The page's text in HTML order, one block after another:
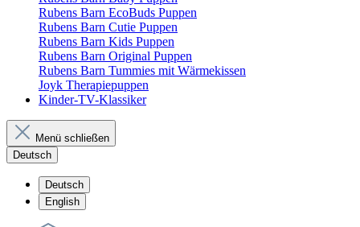
Rubens Barn EcoBuds Puppen
Rubens Barn Cutie Puppen
Rubens Barn Kids Puppen
Rubens Barn Original Puppen
Rubens Barn Tummies mit Wärmekissen
Joyk Therapiepuppen
Kinder-TV-Klassiker
Menü schließen
Deutsch
Deutsch
English